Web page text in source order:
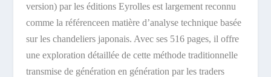
version) par les éditions Eyrolles est largement reconnu
comme la référenceen matière d’analyse technique basée
sur les chandeliers japonais. Avec ses 516 pages, il offre
une exploration détaillée de cette méthode traditionnelle
transmise de génération en génération par les traders